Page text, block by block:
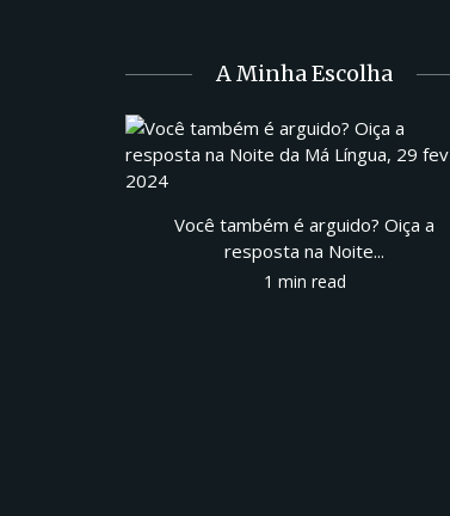
A Minha Escolha
Você também é arguido? Oiça a
resposta na Noite...
1 min read